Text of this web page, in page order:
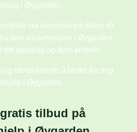
i Øygarden.
via skjemaet på siden så
den vaskehjelpen i Øygarden
ditt oppdrag og dine kriterier.
og uforpliktende å bruke for deg
i Øygarden.
tilbud på